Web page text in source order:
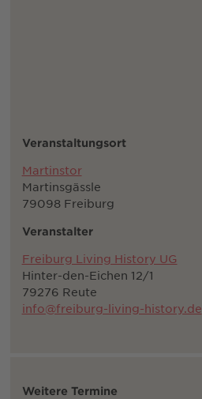
Veranstaltungsort
Martinstor
Martinsgässle
79098 Freiburg
Veranstalter
Freiburg Living History UG
Hinter-den-Eichen 12/1
79276 Reute
info@freiburg-living-history.de
Weitere Termine